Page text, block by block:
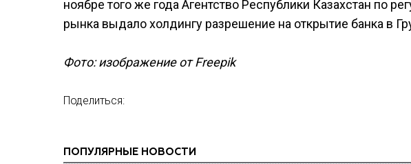
ноябре того же года Агентство Республики Казахстан по
рынка выдало холдингу разрешение на открытие банка в
Фото: изображение от Freepik
Поделиться:
ПОПУЛЯРНЫЕ НОВОСТИ